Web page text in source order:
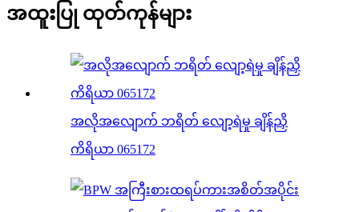
အထူးပြု ထုတ်ကုန်များ
အလိုအလျောက် ဘရိတ် လျော့ရဲမှု ချိန်ညှိ
ကိရိယာ 065172